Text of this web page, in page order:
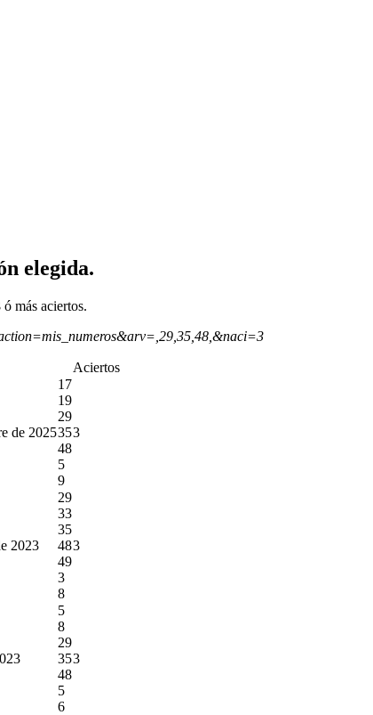
elegida.
ó más aciertos.
Aciertos
de 2025
17
19
29
35
48
5
9
3
2023
29
33
35
48
49
3
8
3
5
8
29
35
48
5
6
3